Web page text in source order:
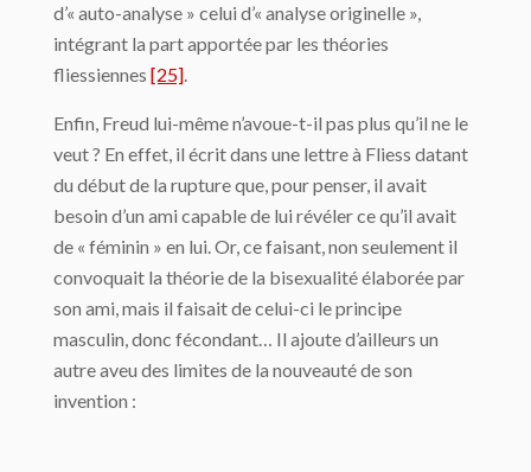
d’« auto-analyse » celui d’« analyse originelle »,
intégrant la part apportée par les théories
fliessiennes [25].
Enfin, Freud lui-même n’avoue-t-il pas plus qu’il ne le
veut ? En effet, il écrit dans une lettre à Fliess datant
du début de la rupture que, pour penser, il avait
besoin d’un ami capable de lui révéler ce qu’il avait
de « féminin » en lui. Or, ce faisant, non seulement il
convoquait la théorie de la bisexualité élaborée par
son ami, mais il faisait de celui-ci le principe
masculin, donc fécondant… Il ajoute d’ailleurs un
autre aveu des limites de la nouveauté de son
invention :